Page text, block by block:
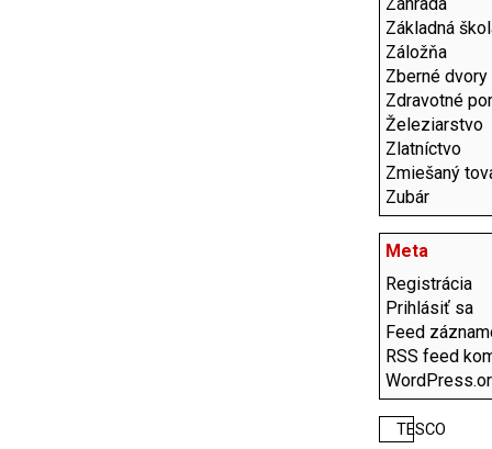
Základná
Záložňa
Zberné dvory
Zdravotné
Železiarstvo
Zlatníctvo
Zmiešaný
Zubár
Meta
Registrácia
Prihlásiť sa
Feed
RSS feed
TESCO